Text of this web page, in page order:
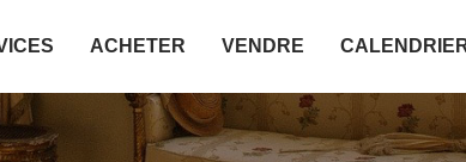
ACHETER VENDRE